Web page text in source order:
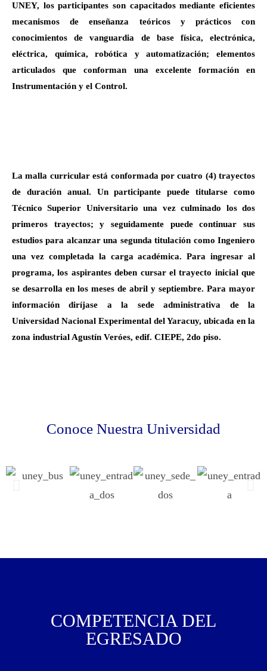
UNEY, los participantes son capacitados mediante eficientes
mecanismos de enseñanza teóricos y prácticos con
conocimientos de vanguardia de base física, electrónica,
eléctrica, química, robótica y automatización; elementos
articulados que conforman una excelente formación en
Instrumentación y el Control.
La malla curricular está conformada por cuatro (4) trayectos
de duración anual. Un participante puede titularse como
Técnico Superior Universitario una vez culminado los dos
primeros trayectos; y seguidamente puede continuar sus
estudios para alcanzar una segunda titulación como Ingeniero
una vez completada la carga académica. Para ingresar al
programa, los aspirantes deben cursar el trayecto inicial que
se desarrolla en los meses de abril y septiembre. Para mayor
información diríjase a la sede administrativa de la
Universidad Nacional Experimental del Yaracuy, ubicada en la
zona industrial Agustín Veróes, edif. CIEPE, 2do piso.
Conoce Nuestra Universidad
COMPETENCIA DEL
EGRESADO